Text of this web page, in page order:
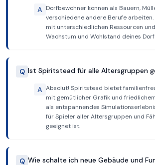
A Dorfbewohner können als Bauern,
verschiedene andere Berufe
mit unterschiedlichen Ressourcen
Wachstum und Wohlstand deines
Q Ist Spiritstead für alle Altersgruppen
A Absolut! Spiritstead bietet
mit gemütlicher Grafik und
als entspannendes
für Spieler aller Altersgruppen und
geeignet ist.
Q Wie schalte ich neue Gebäude und